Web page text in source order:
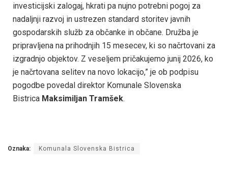
investicijski zalogaj, hkrati pa nujno potrebni pogoj za
nadaljnji razvoj in ustrezen standard storitev javnih
gospodarskih služb za občanke in občane. Družba je
pripravljena na prihodnjih 15 mesecev, ki so načrtovani za
izgradnjo objektov. Z veseljem pričakujemo junij 2026, ko
je načrtovana selitev na novo lokacijo,” je ob podpisu
pogodbe povedal direktor Komunale Slovenska
Bistrica Maksimiljan Tramšek.
Oznaka: Komunala Slovenska Bistrica